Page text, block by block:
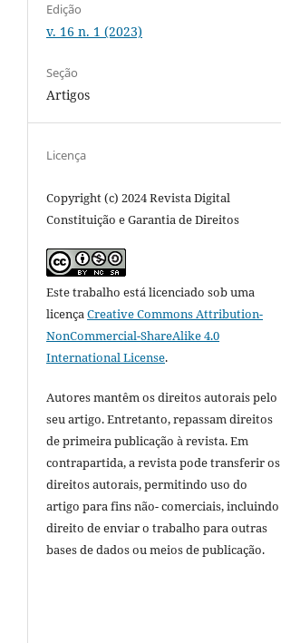
Edição
v. 16 n. 1 (2023)
Seção
Artigos
Licença
Copyright (c) 2024 Revista Digital
Constituição e Garantia de Direitos
Este trabalho está licenciado sob uma
licençaCreative Commons Attribution-
NonCommercial-ShareAlike 4.0
International License.
Autores mantêm os direitos autorais pelo
seu artigo. Entretanto, repassam direitos
de primeira publicação à revista. Em
contrapartida, a revista pode transferir os
direitos autorais, permitindo uso do
artigo para fins não- comerciais, incluindo
direito de enviar o trabalho para outras
bases de dados ou meios de publicação.